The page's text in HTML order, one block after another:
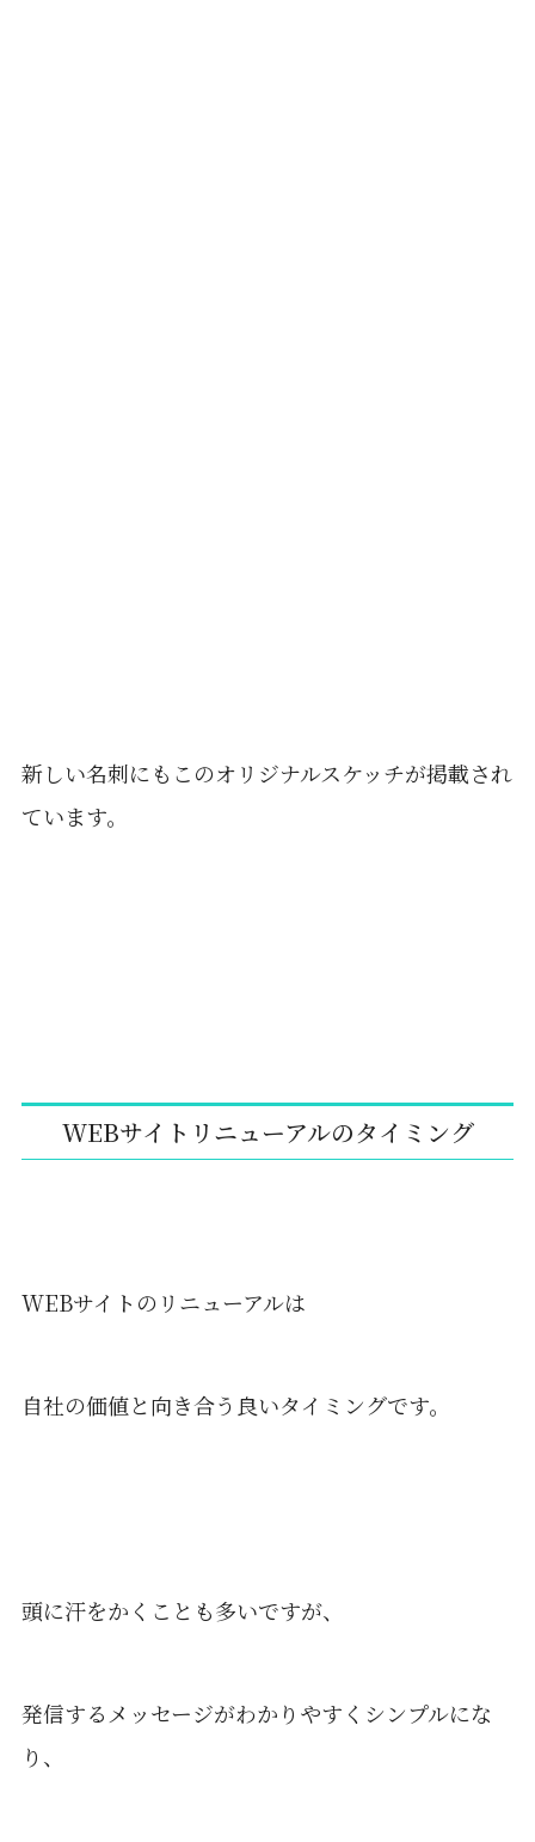
新しい名刺にもこのオリジナルスケッチが掲載され
ています。
WEBサイトリニューアルのタイミング
WEBサイトのリニューアルは
自社の価値と向き合う良いタイミングです。
頭に汗をかくことも多いですが、
発信するメッセージがわかりやすくシンプルにな
り、